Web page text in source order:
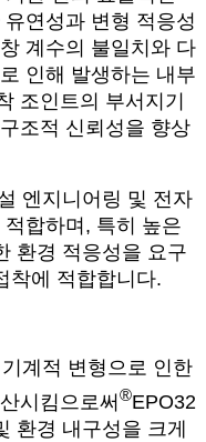
연성과 변형 적응성
계수의 불일치와 다
인해 발생하는 내부
조인트의 부서지기
조적 신뢰성을 향상
엔지니어링 및 전자
합하며, 특히 높은
환경 적응성을 요구
착에 적합합니다.
계적 변형으로 인한
시킴으로써®EPO32
환경 내구성을 크게